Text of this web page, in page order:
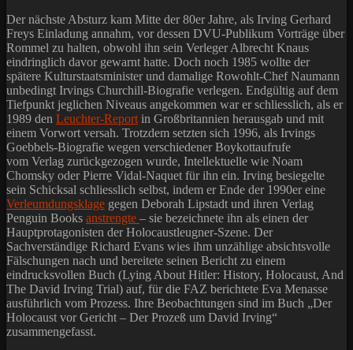
Der nächste Absturz kam Mitte der 80er Jahre, als Irving Gerhard
Freys Einladung annahm, vor dessen DVU-Publikum Vorträge über
Rommel zu halten, obwohl ihn sein Verleger Albrecht Knaus
eindringlich davor gewarnt hatte. Doch noch 1985 wollte der
spätere Kulturstaatsminister und damalige Rowohlt-Chef Naumann
unbedingt Irvings Churchill-Biografie verlegen. Endgültig auf dem
Tiefpunkt jeglichen Niveaus angekommen war er schliesslich, als er
1989 den Leuchter-Report in Großbritannien herausgab und mit
einem Vorwort versah. Trotzdem setzten sich 1996, als Irvings
Goebbels-Biografie wegen verschiedener Boykottaufrufe
vom Verlag zurückgezogen wurde, Intellektuelle wie Noam
Chomsky oder Pierre Vidal-Naquet für ihn ein. Irving besiegelte
sein Schicksal schliesslich selbst, indem er Ende der 1990er eine
Verleumdungsklage gegen Deborah Lipstadt und ihren Verlag
Penguin Books anstrengte – sie bezeichnete ihn als einen der
Hauptprotagonisten der Holocaustleugner-Szene. Der
Sachverständige Richard Evans wies ihm unzählige absichtsvolle
Fälschungen nach und bereitete seinen Bericht zu einem
eindrucksvollen Buch (Lying About Hitler: History, Holocaust, And
The David Irving Trial) auf, für die FAZ berichtete Eva Menasse
ausführlich vom Prozess. Ihre Beobachtungen sind im Buch „Der
Holocaust vor Gericht – Der Prozeß um David Irving“
zusammengefasst.